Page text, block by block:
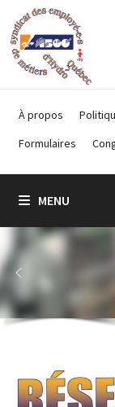
Passer
au
contenu
À propos
Formulaires
MENU